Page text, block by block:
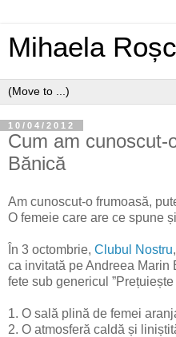
Mihaela
10/04/2012
Cum am cunoscut-
Bănică
Am cunoscut-o frumoasă,
O femeie care are ce spune
În 3 octombrie, Clubul Nostru
ca invitată pe Andreea
fete sub genericul ”Prețuiește
1. O sală plină de femei
2. O atmosferă caldă și